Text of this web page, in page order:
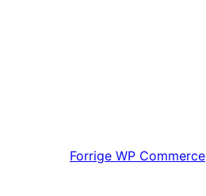
Forrige WP Commerce